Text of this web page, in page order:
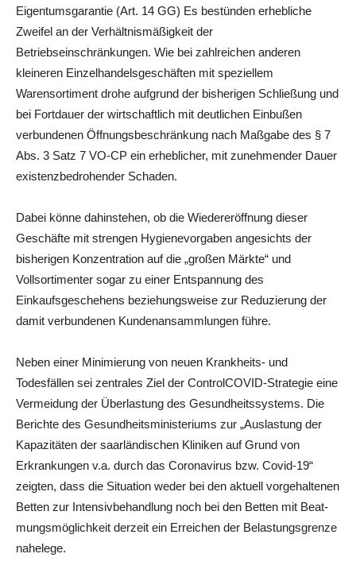
Eigentumsgarantie (Art. 14 GG) Es bestünden erhebliche
Zweifel an der Verhältnismäßigkeit der
Betriebseinschränkungen. Wie bei zahlreichen anderen
kleineren Einzelhandelsge­schäften mit speziellem
Warensortiment drohe aufgrund der bisherigen Schließung und
bei Fortdauer der wirt­schaftlich mit deutlichen Einbußen
verbundenen Öffnungsbeschränkung nach Maßgabe des § 7
Abs. 3 Satz 7 VO-CP ein erheblicher, mit zunehmender Dau­er
existenzbedrohender Schaden.
Dabei könne da­hinstehen, ob die Wiedereröffnung dieser
Geschäfte mit strengen Hygienevorgaben angesichts der
bisherigen Konzentra­tion auf die „großen Märkte“ und
Vollsortimenter sogar zu einer Entspannung des
Einkaufsgeschehens beziehungsweise zur Reduzierung der
damit verbundenen Kundenansammlungen führe.
Neben einer Minimierung von neuen Krank­heits- und
Todesfällen sei zentrales Ziel der ControlCOVID-Strategie eine
Vermeidung der Überlastung des Gesundheitssystems. Die
Berichte des Gesundheitsministeriums zur „Auslastung der
Kapazitäten der saarländischen Kliniken auf Grund von
Erkrankungen v.a. durch das Coronavirus bzw. Covid-19“
zeigten, dass die Situation weder bei den aktuell vor­gehaltenen
Betten zur Intensivbehandlung noch bei den Betten mit Beat­
mungsmöglichkeit derzeit ein Erreichen der Belastungsgrenze
nahelege.